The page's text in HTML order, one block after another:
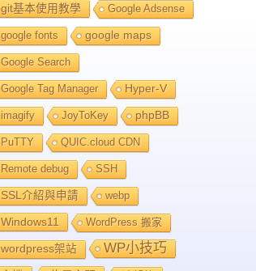
git基本使用教學 Google Adsense
google fonts google maps
Google Search
Google Tag Manager Hyper-V
imagify JoyToKey phpBB
PuTTY QUIC.cloud CDN
Remote debug SSH
SSL介紹與申請 webp
Windows11 WordPress 搬家
wordpress架站 WP小技巧